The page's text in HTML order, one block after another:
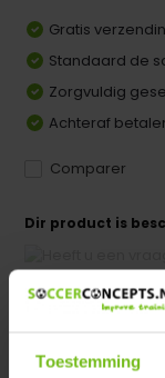
Toestemming
Gratis
Standaard de
Zorgvuldig
Achteraf
Comparer
Dir product is
Heeft u een
We helpen u